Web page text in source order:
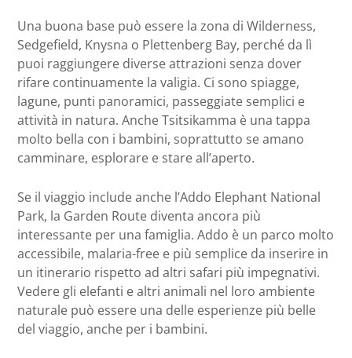
Una buona base può essere la zona di Wilderness,
Sedgefield, Knysna o Plettenberg Bay, perché da lì
puoi raggiungere diverse attrazioni senza dover
rifare continuamente la valigia. Ci sono spiagge,
lagune, punti panoramici, passeggiate semplici e
attività in natura. Anche Tsitsikamma è una tappa
molto bella con i bambini, soprattutto se amano
camminare, esplorare e stare all’aperto.
Se il viaggio include anche l’Addo Elephant National
Park, la Garden Route diventa ancora più
interessante per una famiglia. Addo è un parco molto
accessibile, malaria-free e più semplice da inserire in
un itinerario rispetto ad altri safari più impegnativi.
Vedere gli elefanti e altri animali nel loro ambiente
naturale può essere una delle esperienze più belle
del viaggio, anche per i bambini.